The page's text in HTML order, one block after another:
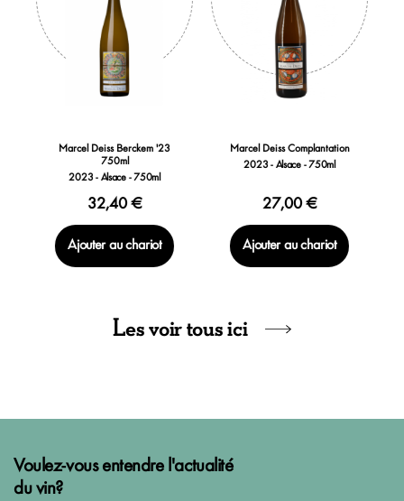
Marcel Deiss Berckem '23
750ml
2023 - Alsace - 750ml
32,40 €
Ajouter au chariot
Marcel Deiss Complantation
2023 - Alsace - 750ml
27,00 €
Ajouter au chariot
Les voir tous ici
Voulez-vous entendre l'actualité
du vin?